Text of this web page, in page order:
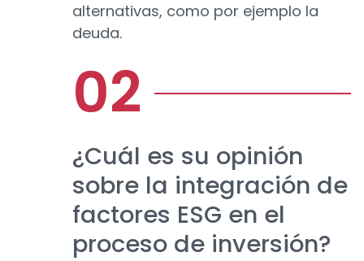
alternativas, como por ejemplo la
deuda.
¿Cuál es su opinión
sobre la integración de
factores ESG en el
proceso de inversión?